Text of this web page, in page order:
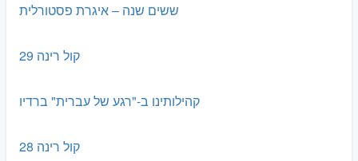
ששים שנה – איגרת פסטורלית
קול רינה 29
קהילותינו ב-"רגע של עברית" ברדיו
קול רינה 28